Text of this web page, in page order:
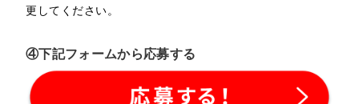
更してください。
④下記フォームから応募する